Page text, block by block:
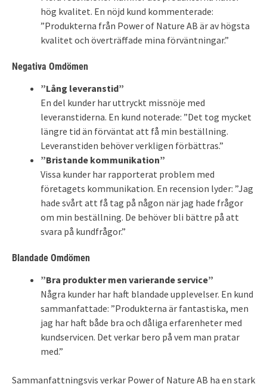
hög kvalitet. En nöjd kund kommenterade:
”Produkterna från Power of Nature AB är av högsta
kvalitet och överträffade mina förväntningar.”
Negativa Omdömen
”Lång leveranstid”
En del kunder har uttryckt missnöje med
leveranstiderna. En kund noterade: ”Det tog mycket
längre tid än förväntat att få min beställning.
Leveranstiden behöver verkligen förbättras.”
”Bristande kommunikation”
Vissa kunder har rapporterat problem med
företagets kommunikation. En recension lyder: ”Jag
hade svårt att få tag på någon när jag hade frågor
om min beställning. De behöver bli bättre på att
svara på kundfrågor.”
Blandade Omdömen
”Bra produkter men varierande service”
Några kunder har haft blandade upplevelser. En kund
sammanfattade: ”Produkterna är fantastiska, men
jag har haft både bra och dåliga erfarenheter med
kundservicen. Det verkar bero på vem man pratar
med.”
Sammanfattningsvis verkar Power of Nature AB ha en stark